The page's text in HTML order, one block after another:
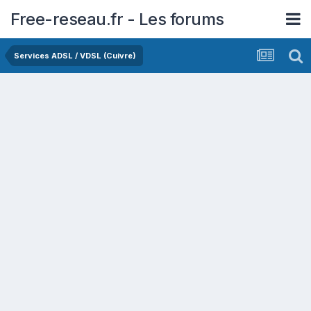
Free-reseau.fr - Les forums
Services ADSL / VDSL (Cuivre)